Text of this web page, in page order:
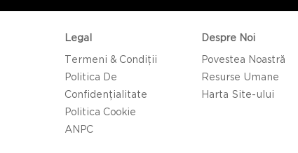
Legal
Termeni & Condiții
Politica De
Confidențialitate
Politica Cookie
ANPC
Despre Noi
Povestea Noastră
Resurse Umane
Harta Site-ului